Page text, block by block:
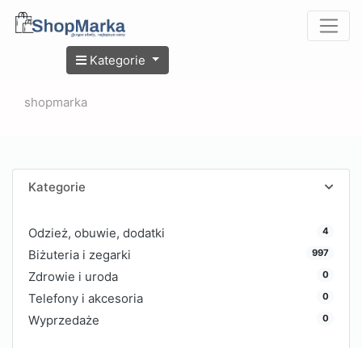
Kategorie
shopmarka
Kategorie
Odzież, obuwie, dodatki 4
Biżuteria i zegarki 997
Zdrowie i uroda 0
Telefony i akcesoria 0
Wyprzedaże 0